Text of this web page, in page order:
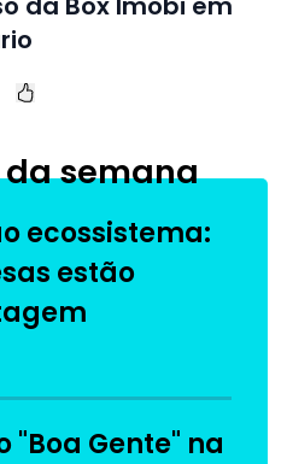
semana
ecossistema:
estão
"Boa Gente" na